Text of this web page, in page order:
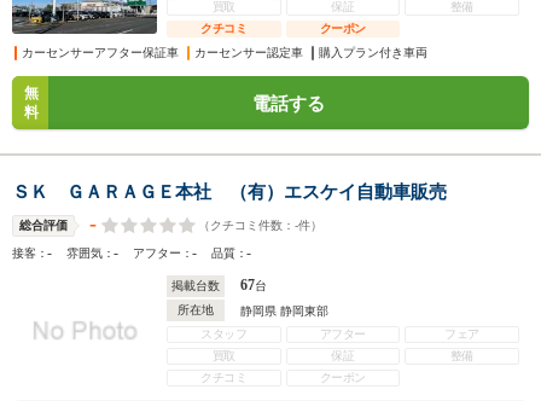
買取
保証
整備
クチコミ
クーポン
カーセンサーアフター保証車
カーセンサー認定車 購入プラン付き車両
無
料
電話する
ＳＫ ＧＡＲＡＧＥ本社 （有）エスケイ自動車販売
総合評価 - （クチコミ件数： -件）
接客：- 雰囲気：- アフター：- 品質：-
掲載台数 67台
所在地
静岡県 静岡東部
スタッフ
アフター
フェア
買取
保証
整備
クチコミ
クーポン